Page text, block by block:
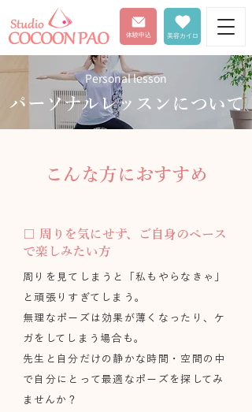
体験申込 美容カイロ
Personal lesson
パーソナルレッスンについて
こんな方におすすめ
□ 周りを気にせず、ご自身のペース
で楽しみたい方
周りを見てしまうと「私もやらなきゃ」
と頑張りすぎてしまう。
無理なポーズは効果が薄くなったり、ケ
ガをしてしまう場合も。
​先生と自分だけの静かな時間・空間の中
で自分にとって最適なポーズを探してみ
ませんか？